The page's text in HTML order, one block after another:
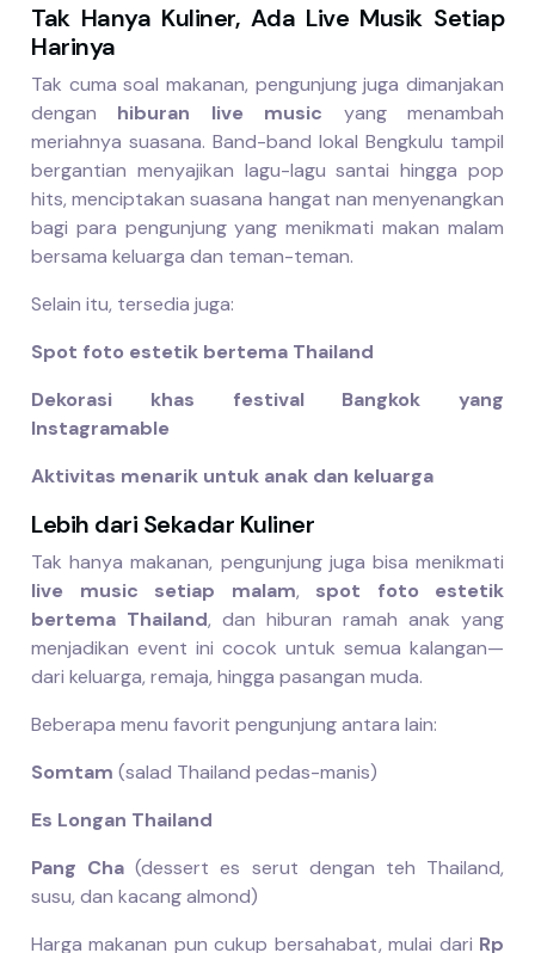
Tak Hanya Kuliner, Ada Live Musik Setiap
Harinya
Tak cuma soal makanan, pengunjung juga dimanjakan
dengan hiburan live music yang menambah
meriahnya suasana. Band-band lokal Bengkulu tampil
bergantian menyajikan lagu-lagu santai hingga pop
hits, menciptakan suasana hangat nan menyenangkan
bagi para pengunjung yang menikmati makan malam
bersama keluarga dan teman-teman.
Selain itu, tersedia juga:
Spot foto estetik bertema Thailand
Dekorasi khas festival Bangkok yang
Instagramable
Aktivitas menarik untuk anak dan keluarga
Lebih dari Sekadar Kuliner
Tak hanya makanan, pengunjung juga bisa menikmati
live music setiap malam, spot foto estetik
bertema Thailand, dan hiburan ramah anak yang
menjadikan event ini cocok untuk semua kalangan—
dari keluarga, remaja, hingga pasangan muda.
Beberapa menu favorit pengunjung antara lain:
Somtam (salad Thailand pedas-manis)
Es Longan Thailand
Pang Cha (dessert es serut dengan teh Thailand,
susu, dan kacang almond)
Harga makanan pun cukup bersahabat, mulai dari Rp